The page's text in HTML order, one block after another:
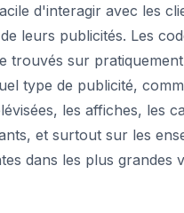
d'interagir avec les
leurs publicités. Les
trouvés sur pratiquement
type de publicité,
les affiches, les
et surtout sur les
dans les plus grandes